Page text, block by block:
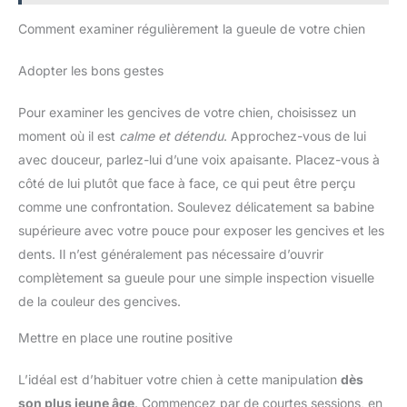
complète (soin du poil, hygiène dentaire, antiparasitaires, anti-
Comment examiner régulièrement la gueule de votre chien
Adopter les bons gestes
Pour examiner les gencives de votre chien, choisissez un
moment où il est calme et détendu. Approchez-vous de lui
avec douceur, parlez-lui d’une voix apaisante. Placez-vous à
côté de lui plutôt que face à face, ce qui peut être perçu
comme une confrontation. Soulevez délicatement sa babine
supérieure avec votre pouce pour exposer les gencives et les
dents. Il n’est généralement pas nécessaire d’ouvrir
complètement sa gueule pour une simple inspection visuelle
de la couleur des gencives.
Mettre en place une routine positive
L’idéal est d’habituer votre chien à cette manipulation dès
son plus jeune âge. Commencez par de courtes sessions, en